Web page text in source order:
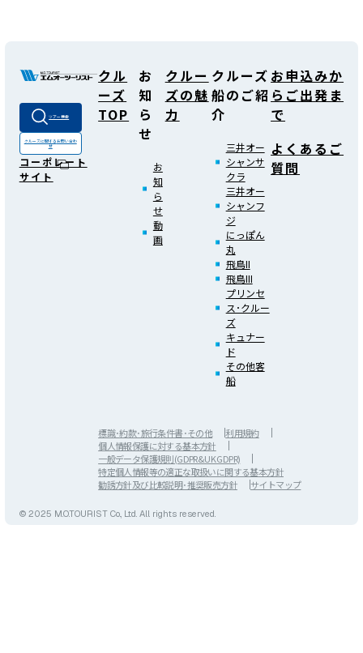
ツアー検索
クルーズに関するお問い合わ
せ
コーポレート
サイト
クル
ーズ
TOP
お
知
ら
せ
お
知
ら
せ
動
画
クルー
ズの魅
力
クルーズ
船のご紹
介
三井オー
シャンサ
クラ
三井オー
シャンフ
ジ
にっぽん
丸
飛鳥II
飛鳥III
プリンセ
ス･クルー
ズ
キュナー
ド
その他客
船
お申込みか
らご出発ま
で
よくあるご
質問
標識･約款･旅行条件書･その他
利用規約
個人情報保護に対する基本方針
一般データ保護規則(GDPR&UK GDPR)
特定個人情報等の適正な取扱いに関する基本方針
勧誘方針及び比較説明･推奨販売方針
サイトマップ
© 2025 M.O.TOURIST Co., Ltd. All rights reserved.